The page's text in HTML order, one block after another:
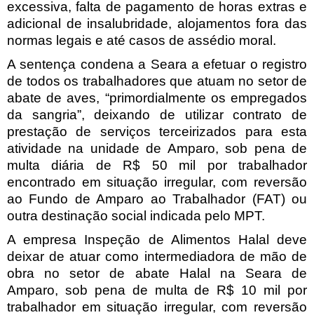
excessiva, falta de pagamento de horas extras e
adicional de insalubridade, alojamentos fora das
normas legais e até casos de assédio moral.
A sentença condena a Seara a efetuar o registro
de todos os trabalhadores que atuam no setor de
abate de aves, “primordialmente os empregados
da sangria”, deixando de utilizar contrato de
prestação de serviços terceirizados para esta
atividade na unidade de Amparo, sob pena de
multa diária de R$ 50 mil por trabalhador
encontrado em situação irregular, com reversão
ao Fundo de Amparo ao Trabalhador (FAT) ou
outra destinação social indicada pelo MPT.
A empresa Inspeção de Alimentos Halal deve
deixar de atuar como intermediadora de mão de
obra no setor de abate Halal na Seara de
Amparo, sob pena de multa de R$ 10 mil por
trabalhador em situação irregular, com reversão